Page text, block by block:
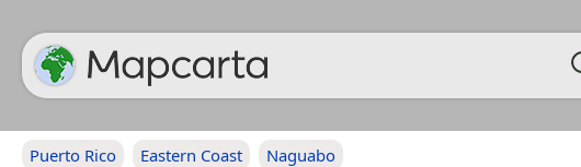
Puerto Rico Eastern Coast Naguabo